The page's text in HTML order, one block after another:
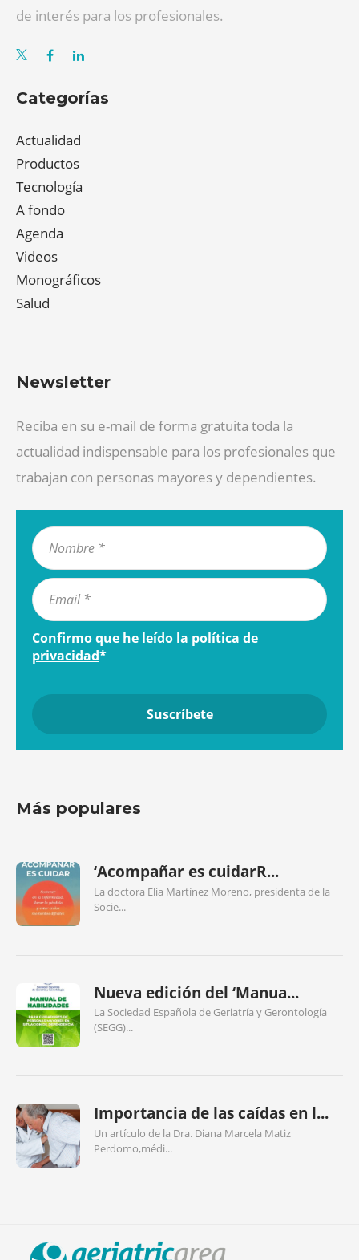
de interés para los profesionales.
Categorías
Actualidad
Productos
Tecnología
A fondo
Agenda
Videos
Monográficos
Salud
Newsletter
Reciba en su e-mail de forma gratuita toda la
actualidad indispensable para los profesionales que
trabajan con personas mayores y dependientes.
Confirmo que he leído la política de
privacidad*
Más populares
‘Acompañar es cuidarR...
La doctora Elia Martínez Moreno, presidenta de la
Socie...
Nueva edición del ‘Manua...
La Sociedad Española de Geriatría y Gerontología
(SEGG)...
Importancia de las caídas en l...
Un artículo de la Dra. Diana Marcela Matiz
Perdomo,médi...